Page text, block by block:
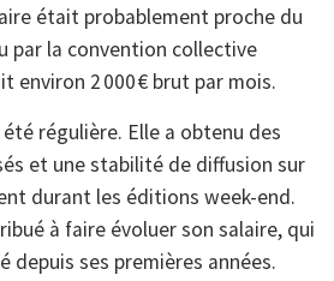
était probablement proche du
par la convention collective
environ 2 000 € brut par mois.
régulière. Elle a obtenu des
et une stabilité de diffusion sur
durant les éditions week-end.
à faire évoluer son salaire, qui
depuis ses premières années.